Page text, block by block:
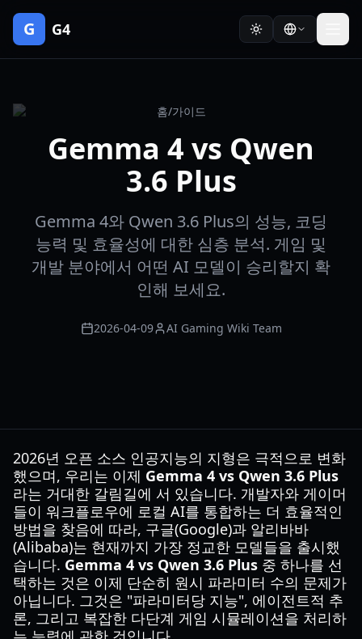
G G4
홈/가이드
Gemma 4 vs Qwen
3.6 Plus
Gemma 4와 Qwen 3.6 Plus의 성능, 코딩
능력 및 효율성에 대한 심층 분석. 게임 및
개발 분야에서 어떤 AI 모델이 승리할지 확
인해 보세요.
2026-04-09 AI Gaming Wiki Team
2026년 오픈 소스 인공지능의 지형은 극적으로 변화
했으며, 우리는 이제 Gemma 4 vs Qwen 3.6 Plus
라는 거대한 갈림길에 서 있습니다. 개발자와 게이머
들이 워크플로우에 로컬 AI를 통합하는 더 효율적인
방법을 찾음에 따라, 구글(Google)과 알리바바
(Alibaba)는 현재까지 가장 정교한 모델들을 출시했
습니다. Gemma 4 vs Qwen 3.6 Plus 중 하나를 선
택하는 것은 이제 단순히 원시 파라미터 수의 문제가
아닙니다. 그것은 "파라미터당 지능", 에이전트적 추
론, 그리고 복잡한 다단계 게임 시뮬레이션을 처리하